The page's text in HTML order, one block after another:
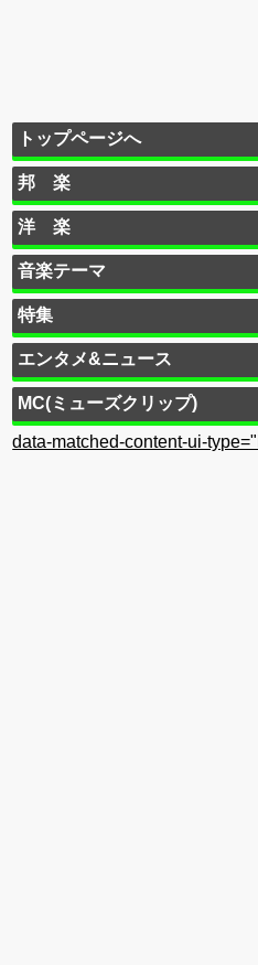
トップページへ
邦 楽
洋 楽
音楽テーマ
特集
エンタメ&ニュース
MC(ミューズクリップ)
data-matched-content-ui-